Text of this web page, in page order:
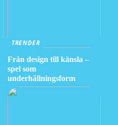
TRENDER
Från design till känsla –
spel som
underhållningsform